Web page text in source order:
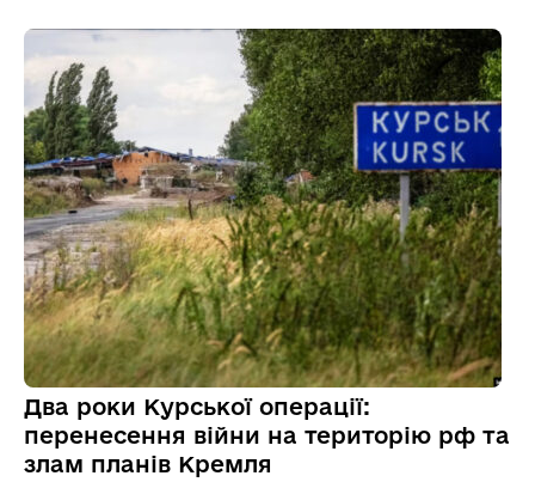
Два роки Курської операції:
перенесення війни на територію рф та
злам планів Кремля